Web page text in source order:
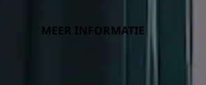
MEER INFORMATIE